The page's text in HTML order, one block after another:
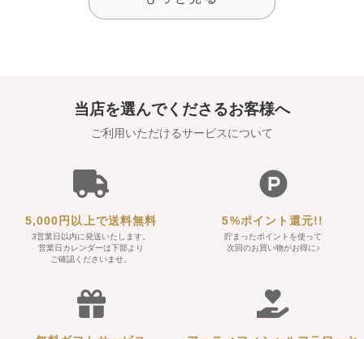
当店を選んでくださるお客様へ
ご利用いただけるサービスについて
5,000円以上で送料無料
3営業日以内に発送いたします。
営業日カレンダーは下部より
ご確認くださいませ。
5%ポイント還元!!
貯まったポイントを使って
次回のお買い物がお得に♪